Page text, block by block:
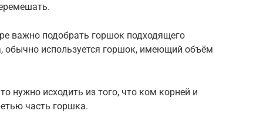
важно подобрать горшок подходящего
обычно используется горшок, имеющий объём
нужно исходить из того, что ком корней и
часть горшка.